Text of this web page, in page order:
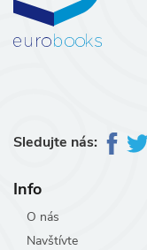
Sledujte nás:
Info
O nás
Navštívte